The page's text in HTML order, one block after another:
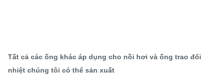
Tất cả các ống khác áp dụng cho nồi hơi và ống trao đổi
nhiệt chúng tôi có thể sản xuất